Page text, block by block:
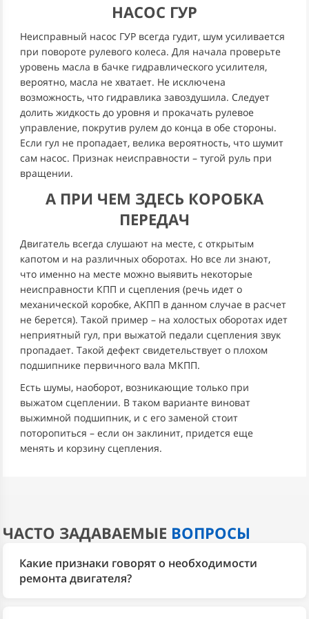
НАСОС ГУР
Неисправный насос ГУР всегда гудит, шум усиливается
при повороте рулевого колеса. Для начала проверьте
уровень масла в бачке гидравлического усилителя,
вероятно, масла не хватает. Не исключена
возможность, что гидравлика завоздушила. Следует
долить жидкость до уровня и прокачать рулевое
управление, покрутив рулем до конца в обе стороны.
Если гул не пропадает, велика вероятность, что шумит
сам насос. Признак неисправности – тугой руль при
вращении.
А ПРИ ЧЕМ ЗДЕСЬ КОРОБКА
ПЕРЕДАЧ
Двигатель всегда слушают на месте, с открытым
капотом и на различных оборотах. Но все ли знают,
что именно на месте можно выявить некоторые
неисправности КПП и сцепления (речь идет о
механической коробке, АКПП в данном случае в расчет
не берется). Такой пример – на холостых оборотах идет
неприятный гул, при выжатой педали сцепления звук
пропадает. Такой дефект свидетельствует о плохом
подшипнике первичного вала МКПП.
Есть шумы, наоборот, возникающие только при
выжатом сцеплении. В таком варианте виноват
выжимной подшипник, и с его заменой стоит
поторопиться – если он заклинит, придется еще
менять и корзину сцепления.
ЧАСТО ЗАДАВАЕМЫЕ ВОПРОСЫ
Какие признаки говорят о необходимости
ремонта двигателя?